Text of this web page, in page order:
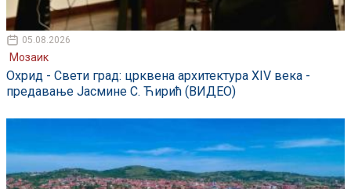
05.08.2026
Мозаик
Охрид - Свети град: црквена архитектура XIV века -
предавање Јасмине С. Ћирић (ВИДЕО)